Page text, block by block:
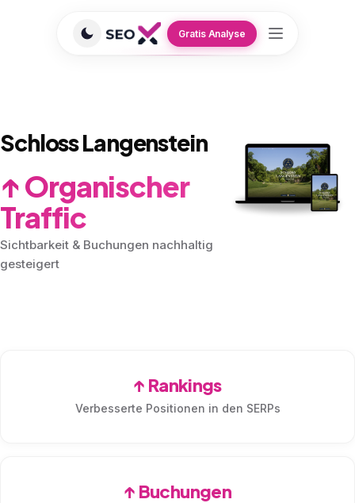
Gratis Analyse
Referenzen › Schloss Langenstein
Schloss Langenstein
↑ Organischer
Traffic
Sichtbarkeit & Buchungen nachhaltig
gesteigert
↑ Rankings
Verbesserte Positionen in den SERPs
↑ Buchungen